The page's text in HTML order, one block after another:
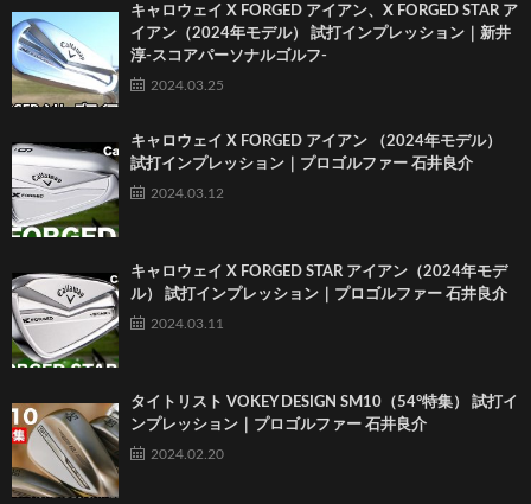
キャロウェイ X FORGED アイアン、X FORGED STAR ア
イアン（2024年モデル） 試打インプレッション｜新井
淳-スコアパーソナルゴルフ-
2024.03.25
キャロウェイ X FORGED アイアン （2024年モデル）
試打インプレッション｜プロゴルファー 石井良介
2024.03.12
キャロウェイ X FORGED STAR アイアン（2024年モデ
ル） 試打インプレッション｜プロゴルファー 石井良介
2024.03.11
タイトリスト VOKEY DESIGN SM10（54°特集） 試打イ
ンプレッション｜プロゴルファー 石井良介
2024.02.20